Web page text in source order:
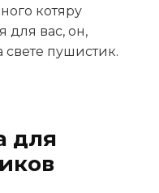
котяру
для вас, он,
пушистик.
для